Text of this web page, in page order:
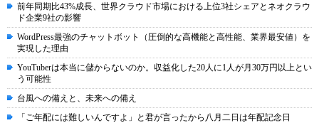
前年同期比43%成長、世界クラウド市場における上位3社シェアとネオクラウ
ド企業9社の影響
WordPress最強のチャットボット（圧倒的な高機能と高性能、業界最安値）を
実現した理由
YouTuberは本当に儲からないのか。収益化した20人に1人が月30万円以上とい
う可能性
台風への備えと、未来への備え
「ご年配には難しいんですよ」と君が言ったから八月二日は年配記念日